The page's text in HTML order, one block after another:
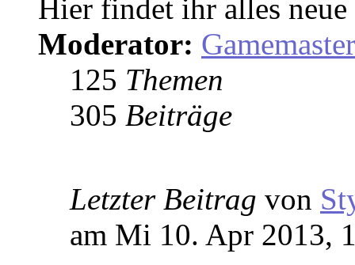
Hier findet ihr alles
Moderator: Gamemaster
125 Themen
305 Beiträge
Letzter Beitrag von
am Mi 10. Apr 2013,